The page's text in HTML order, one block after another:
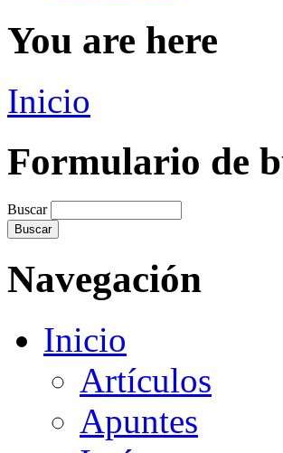
You are here
Inicio
Formulario de
Buscar
Navegación
Inicio
Artículos
Apuntes